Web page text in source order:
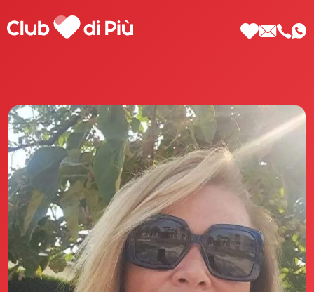
Scopri Club di Più
Le testimonianze Club di Più
La fondatrice Valeria Pilla
Annunci Donne
Agenzia matrimoniale Club di Più